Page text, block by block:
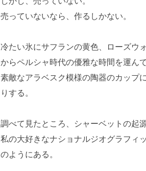
売っていないなら、作るしかない。
冷たい氷にサフランの黄色、ローズウ
からペルシャ時代の優雅な時間を運ん
素敵なアラベスク模様の陶器のカップ
りする。
調べて見たところ、シャーベットの起
私の大好きなナショナルジオグラフィ
のようにある。